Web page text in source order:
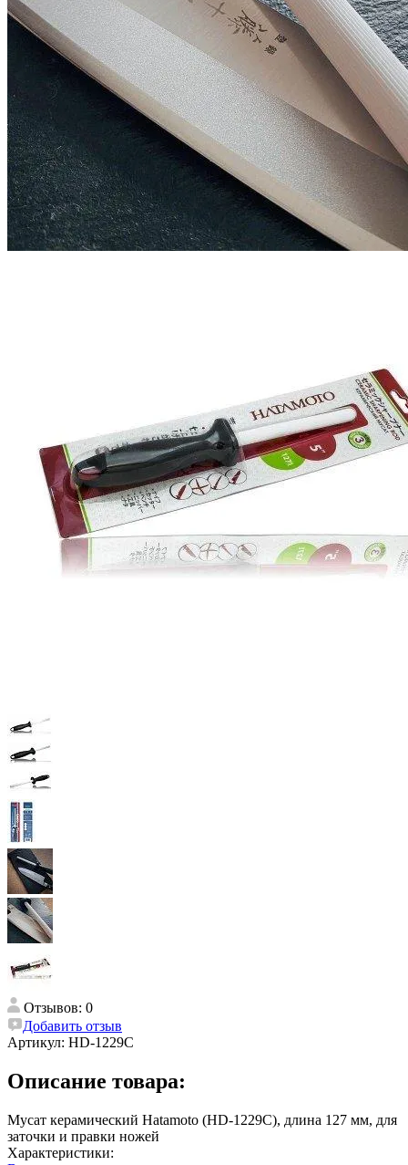
Отзывов: 0
Добавить отзыв
Артикул: HD-1229C
Описание товара:
Мусат керамический Hatamoto (HD-1229C), длина 127 мм, для
заточки и правки ножей
Характеристики: